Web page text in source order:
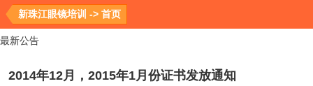
新珠江眼镜培训 -> 首页
最新公告
2014年12月，2015年1月份证书发放通知